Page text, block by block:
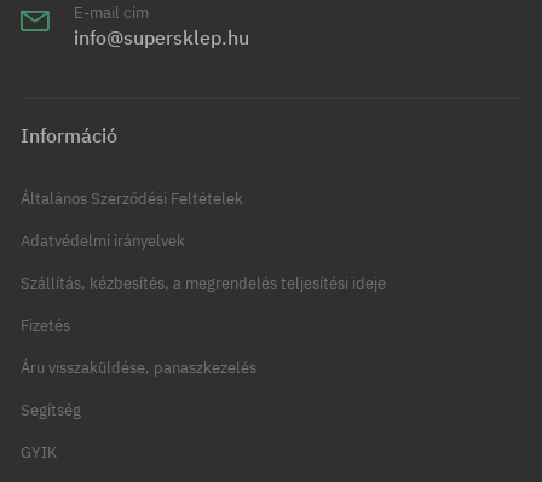
E-mail cím
info@supersklep.hu
Információ
Általános Szerződési Feltételek
Adatvédelmi irányelvek
Szállítás, kézbesítés, a megrendelés teljesítési ideje
Fizetés
Áru visszaküldése, panaszkezelés
Segítség
GYIK